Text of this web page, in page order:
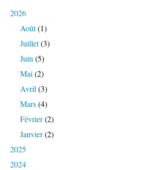
2026
Août(1)
Juillet(3)
Juin (5)
Mai (2)
Avril (3)
Mars(4)
Février(2)
Janvier(2)
2025
2024